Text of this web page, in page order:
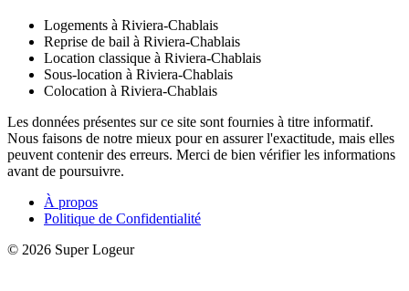
Logements à Riviera-Chablais
Reprise de bail à Riviera-Chablais
Location classique à Riviera-Chablais
Sous-location à Riviera-Chablais
Colocation à Riviera-Chablais
Les données présentes sur ce site sont fournies à titre informatif.
Nous faisons de notre mieux pour en assurer l'exactitude, mais elles
peuvent contenir des erreurs. Merci de bien vérifier les informations
avant de poursuivre.
À propos
Politique de Confidentialité
© 2026 Super Logeur